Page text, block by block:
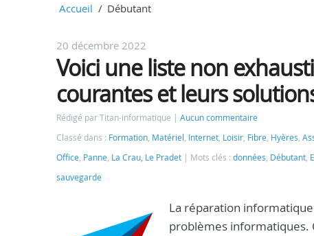
Accueil Débutant
20 décembre 2022
Voici une liste non
courantes et leurs
Rédigé par Titan-informatique
Aucun commentaire
Classé dans : Formation, Matériel , Internet, Loisir, Fibre, Hyères,
Office, Panne, La Crau, Le Pradet Mots clés : données, Débutant,
sauvegarde
La réparation
problèmes informatiques.